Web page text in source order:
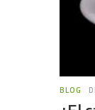
BLOG